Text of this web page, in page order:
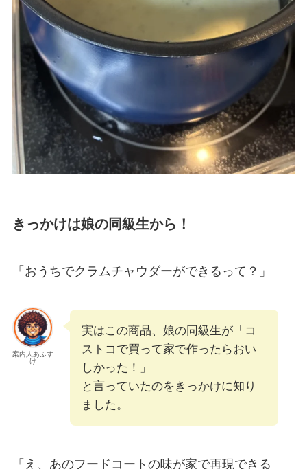
きっかけは娘の同級生から！
「おうちでクラムチャウダーができるって？」
案内人あふす
け
実はこの商品、娘の同級生が「コ
ストコで買って家で作ったらおい
しかった！」
と言っていたのをきっかけに知り
ました。
「え、あのフードコートの味が家で再現できる